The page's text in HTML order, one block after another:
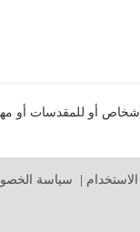
أو للمقدسات أو
سياسة